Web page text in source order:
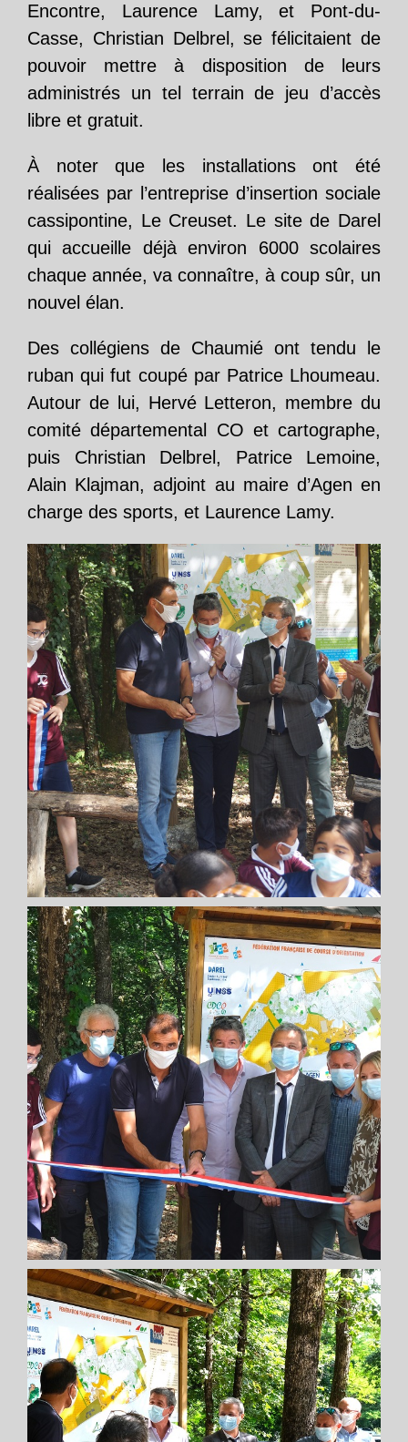
Encontre, Laurence Lamy, et Pont-du-
Casse, Christian Delbrel, se félicitaient de
pouvoir mettre à disposition de leurs
administrés un tel terrain de jeu d’accès
libre et gratuit.
À noter que les installations ont été
réalisées par l’entreprise d’insertion sociale
cassipontine, Le Creuset. Le site de Darel
qui accueille déjà environ 6000 scolaires
chaque année, va connaître, à coup sûr, un
nouvel élan.
Des collégiens de Chaumié ont tendu le
ruban qui fut coupé par Patrice Lhoumeau.
Autour de lui, Hervé Letteron, membre du
comité départemental CO et cartographe,
puis Christian Delbrel, Patrice Lemoine,
Alain Klajman, adjoint au maire d’Agen en
charge des sports, et Laurence Lamy.